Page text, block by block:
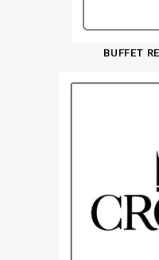
BUFFET